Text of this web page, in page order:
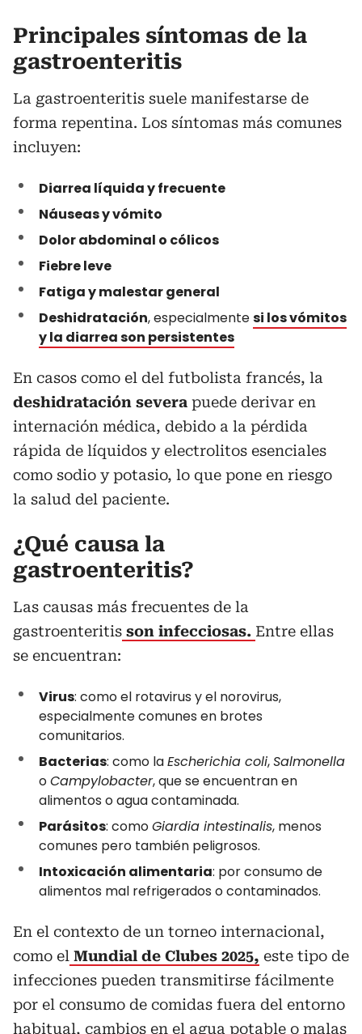
Principales síntomas de la
gastroenteritis
La gastroenteritis suele manifestarse de
forma repentina. Los síntomas más comunes
incluyen:
Diarrea líquida y frecuente
Náuseas y vómito
Dolor abdominal o cólicos
Fiebre leve
Fatiga y malestar general
Deshidratación, especialmentesi los vómitos
y la diarrea son persistentes
En casos como el del futbolista francés, la
deshidratación severa puede derivar en
internación médica, debido a la pérdida
rápida de líquidos y electrolitos esenciales
como sodio y potasio, lo que pone en riesgo
la salud del paciente.
¿Qué causa la
gastroenteritis?
Las causas más frecuentes de la
gastroenteritis son infecciosas. Entre ellas
se encuentran:
Virus: como el rotavirus y el norovirus,
especialmente comunes en brotes
comunitarios.
Bacterias: como laEscherichia coli,Salmonella
oCampylobacter, que se encuentran en
alimentos o agua contaminada.
Parásitos: comoGiardia intestinalis, menos
comunes pero también peligrosos.
Intoxicación alimentaria: por consumo de
alimentos mal refrigerados o contaminados.
En el contexto de un torneo internacional,
como el Mundial de Clubes 2025, este tipo de
infecciones pueden transmitirse fácilmente
por el consumo de comidas fuera del entorno
habitual, cambios en el agua potable o malas